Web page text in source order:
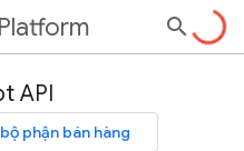
API
phận bán hàng